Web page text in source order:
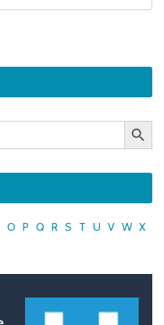
Search Button
O P Q R S T U V W X